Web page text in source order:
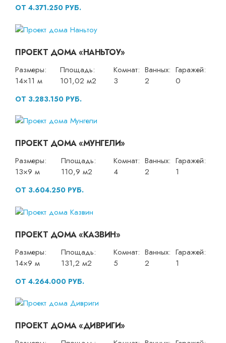
ОТ 4.371.250 РУБ.
ПРОЕКТ ДОМА «НАНЬТОУ»
Размеры:
14×11 м
Площадь:
101,02 м2
Комнат:
3
Ванных:
2
Гаражей:
0
ОТ 3.283.150 РУБ.
ПРОЕКТ ДОМА «МУНГЕЛИ»
Размеры:
13×9 м
Площадь:
110,9 м2
Комнат:
4
Ванных:
2
Гаражей:
1
ОТ 3.604.250 РУБ.
ПРОЕКТ ДОМА «КАЗВИН»
Размеры:
14×9 м
Площадь:
131,2 м2
Комнат:
5
Ванных:
2
Гаражей:
1
ОТ 4.264.000 РУБ.
ПРОЕКТ ДОМА «ДИВРИГИ»